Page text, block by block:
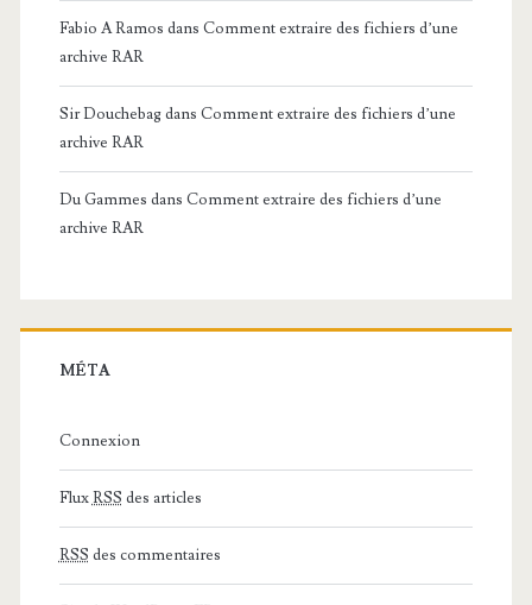
Fabio A Ramos dans Comment extraire des fichiers d’une
archive RAR
Sir Douchebagdans Comment extraire des fichiers d’une
archive RAR
Du Gammes dans Comment extraire des fichiers d’une
archive RAR
MÉTA
Connexion
FluxRSS des articles
RSS des commentaires